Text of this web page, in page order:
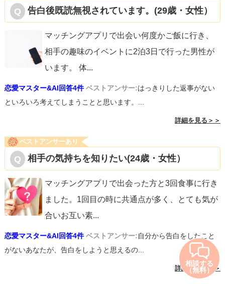
告白後既読無視されています。(29歳・女性）
マッチングアプリで出会い何度かご飯に行き、
相手の趣味のイベントに2泊3日で行った男性が
います。 体...
恋愛マスター&AI回答4件 ベストアンサー:はっきりした返事がない
といろいろ考えてしまうことと思います。...
詳細を見る＞＞
ベストアンサーあり
相手の気持ちを知りたい(24歳・女性）
マッチングアプリで出会った方と3回食事に行き
ました。1回目の時に共通点が多く、とても気が
合いお互い素...
恋愛マスター&AI回答4件 ベストアンサー:自分から告白をしたこと
がないあなたが、告白をしようと思えるの...
詳細を見る＞＞
相談する
（無料）